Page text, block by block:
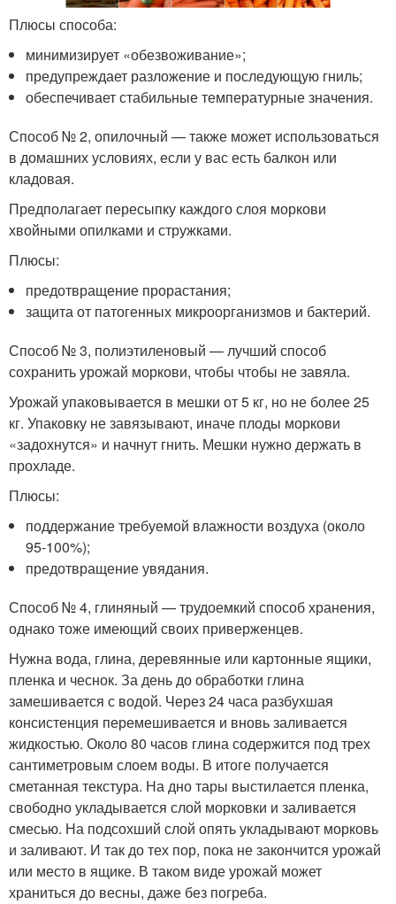
Плюсы способа:
минимизирует «обезвоживание»;
предупреждает разложение и последующую гниль;
обеспечивает стабильные температурные значения.
Способ № 2, опилочный — также может использоваться
в домашних условиях, если у вас есть балкон или
кладовая.
Предполагает пересыпку каждого слоя моркови
хвойными опилками и стружками.
Плюсы:
предотвращение прорастания;
защита от патогенных микроорганизмов и бактерий.
Способ № 3, полиэтиленовый — лучший способ
сохранить урожай моркови, чтобы чтобы не завяла.
Урожай упаковывается в мешки от 5 кг, но не более 25
кг. Упаковку не завязывают, иначе плоды моркови
«задохнутся» и начнут гнить. Мешки нужно держать в
прохладе.
Плюсы:
поддержание требуемой влажности воздуха (около
95-100%);
предотвращение увядания.
Способ № 4, глиняный — трудоемкий способ хранения,
однако тоже имеющий своих приверженцев.
Нужна вода, глина, деревянные или картонные ящики,
пленка и чеснок. За день до обработки глина
замешивается с водой. Через 24 часа разбухшая
консистенция перемешивается и вновь заливается
жидкостью. Около 80 часов глина содержится под трех
сантиметровым слоем воды. В итоге получается
сметанная текстура. На дно тары выстилается пленка,
свободно укладывается слой морковки и заливается
смесью. На подсохший слой опять укладывают морковь
и заливают. И так до тех пор, пока не закончится урожай
или место в ящике. В таком виде урожай может
храниться до весны, даже без погреба.